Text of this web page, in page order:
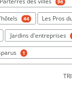
96
44 Les Pros
Jardins d'entreprises
1